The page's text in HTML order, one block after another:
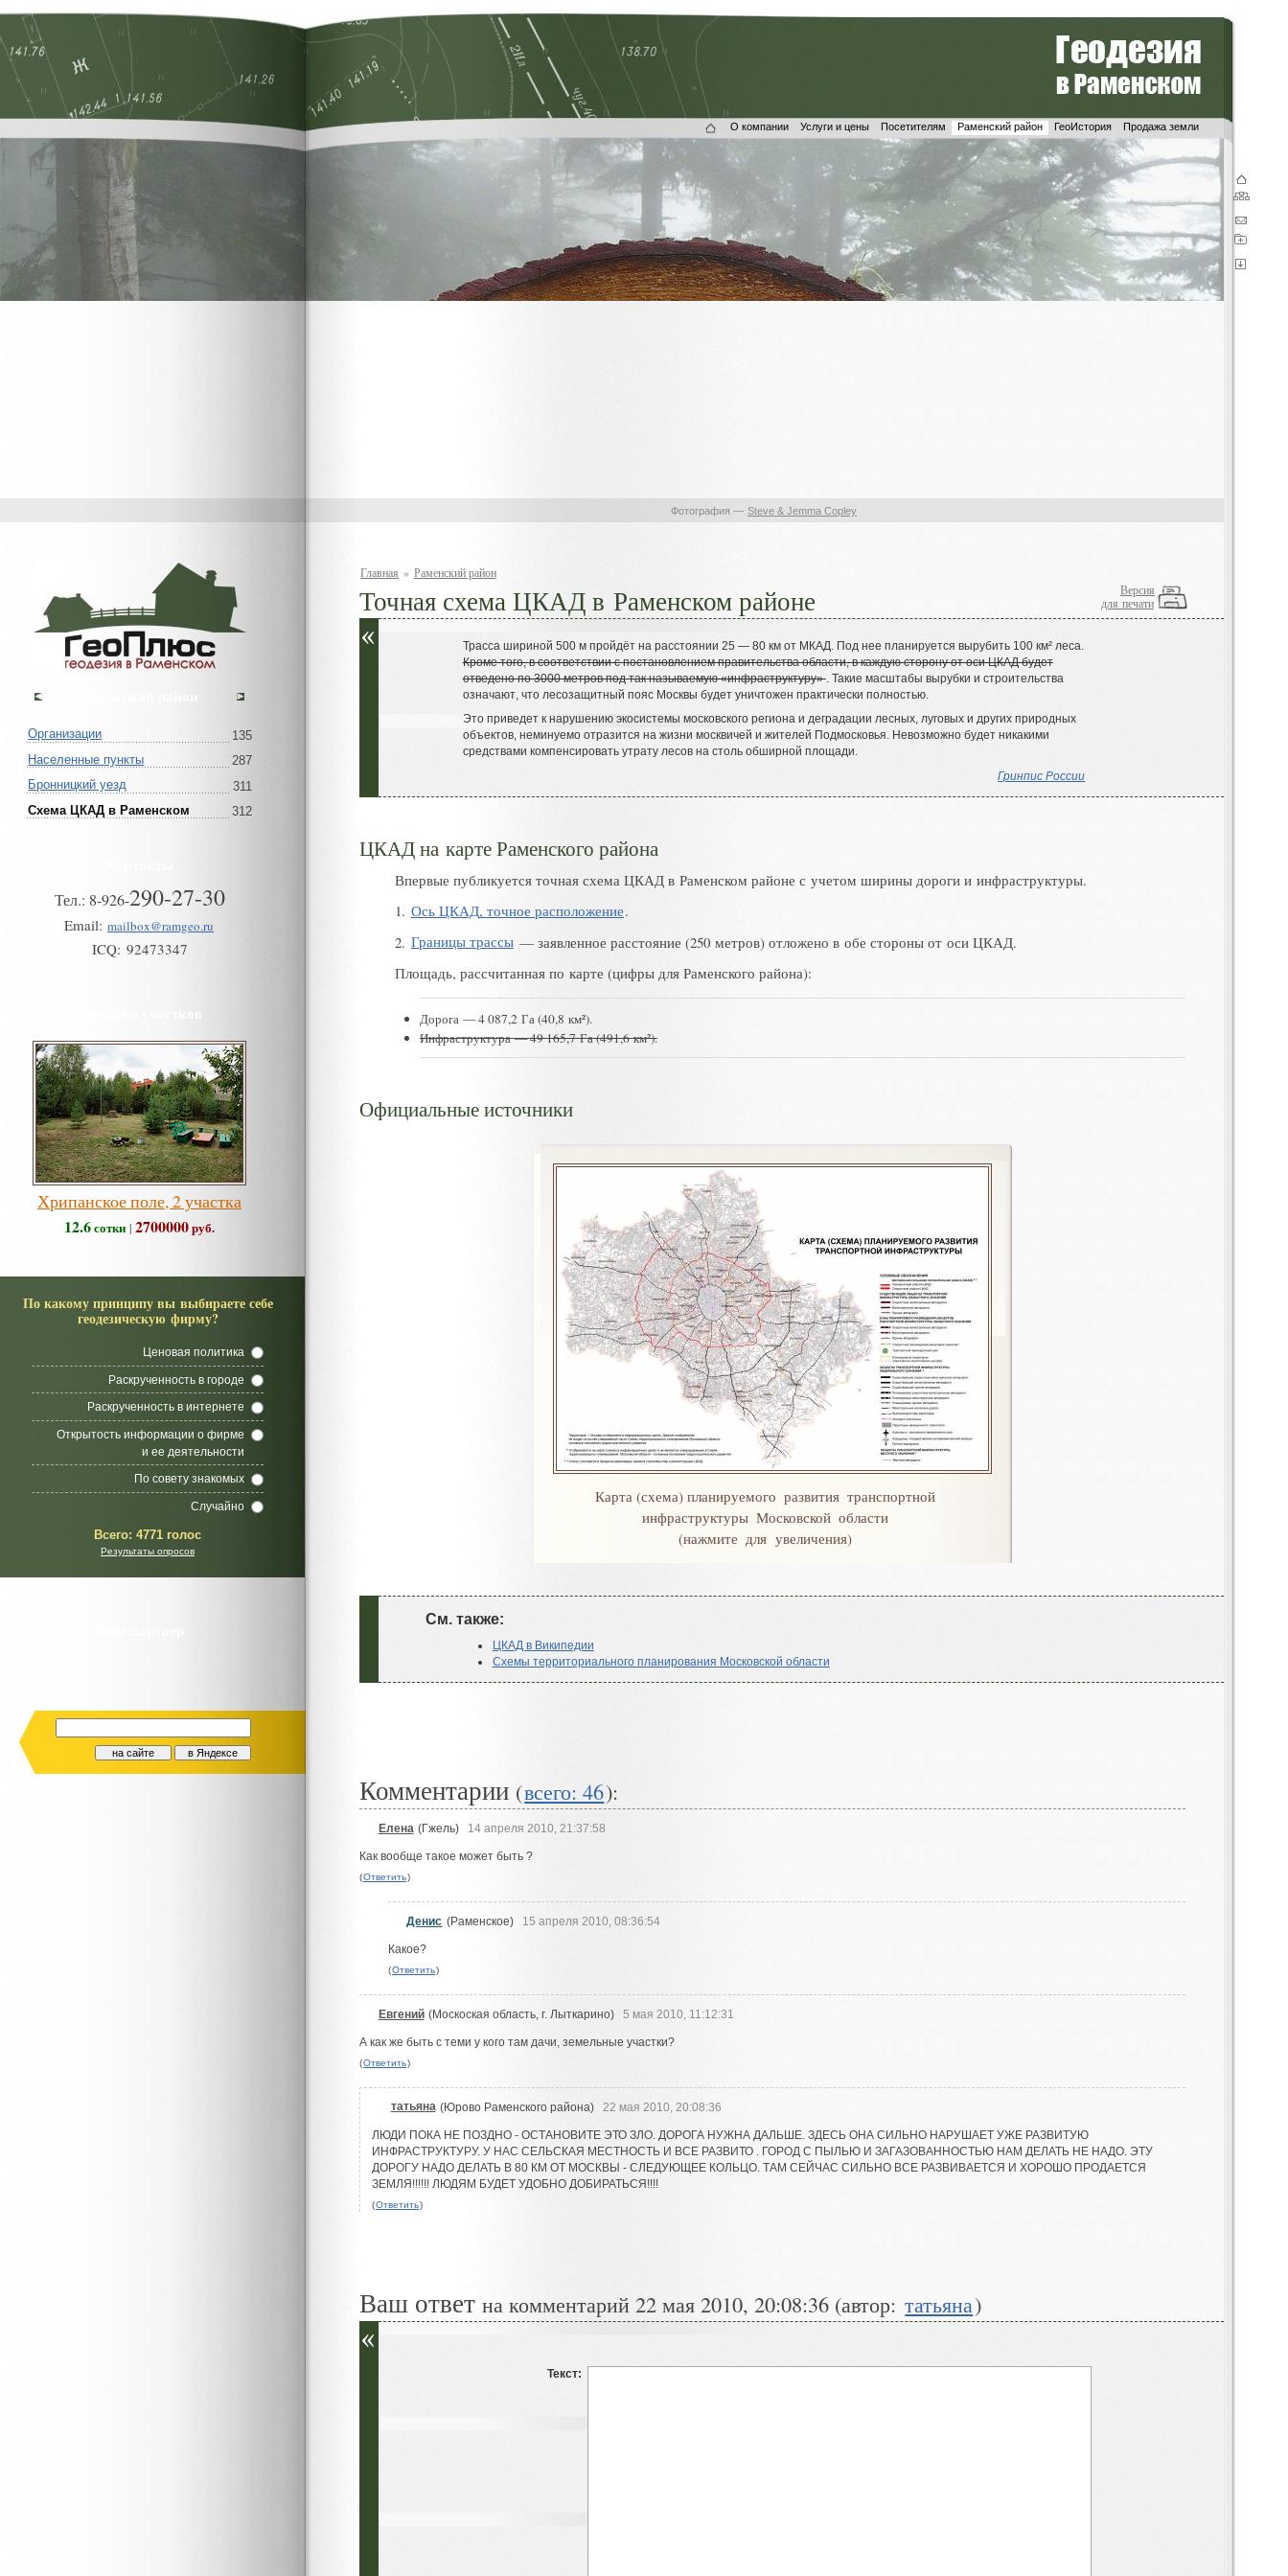
О компании Услуги и цены Посетителям Раменский район ГеоИстория Продажа земли
Фотография — Steve & Jemma Copley
Организации
135
Населенные пункты
287
Бронницкий уезд
311
Схема ЦКАД в Раменском
312
Тел.: 8-926-290-27-30
Email: mailbox@ramgeo.ru
ICQ: 92473347
Хрипанское поле, 2 участка
12.6сотки | 2700000руб.
По какому принципу вы выбираете себе
геодезическую фирму?
Ценовая политика
Раскрученность в городе
Раскрученность в интернете
Открытость информации о фирме
и ее деятельности
По совету знакомых
Случайно
Всего: 4771 голос
Результаты опросов
Главная » Раменский район
Точная схема ЦКАД в Раменском районе
Версия
для печати
Трасса шириной 500 м пройдёт на расстоянии 25 — 80 км от МКАД. Под нее планируется вырубить 100 км² леса.
Кроме того, в соответствии с постановлением правительства области, в каждую сторону от оси ЦКАД будет
отведено по 3000 метров под так называемую «инфраструктуру» . Такие масштабы вырубки и строительства
означают, что лесозащитный пояс Москвы будет уничтожен практически полностью.
Это приведет к нарушению экосистемы московского региона и деградации лесных, луговых и других природных
объектов, неминуемо отразится на жизни москвичей и жителей Подмосковья. Невозможно будет никакими
средствами компенсировать утрату лесов на столь обширной площади.
Гринпис России
ЦКАД на карте Раменского района
Впервые публикуется точная схема ЦКАД в Раменском районе с учетом ширины дороги и инфраструктуры.
1. Ось ЦКАД, точное расположение.
2. Границы трассы — заявленное расстояние (250 метров) отложено в обе стороны от оси ЦКАД.
Площадь, рассчитанная по карте (цифры для Раменского района):
Дорога —4 087,2 Га(40,8 км²).
Инфраструктура—49 165,7 Га(491,6 км²).
Официальные источники
Карта (схема) планируемого развития транспортной
инфраструктуры Московской области
(нажмите для увеличения)
См. также:
ЦКАД в Википедии
Схемы территориального планирования Московской области
Комментарии (всего: 46):
#Елена (Гжель) 14 апреля 2010, 21:37:58
Как вообще такое может быть ?
(Ответить)
#Денис (Раменское) 15 апреля 2010, 08:36:54
Какое?
(Ответить)
#Евгений (Москоская область, г. Лыткарино) 5 мая 2010, 11:12:31
А как же быть с теми у кого там дачи, земельные участки?
(Ответить)
#татьяна (Юрово Раменского района) 22 мая 2010, 20:08:36
ЛЮДИ ПОКА НЕ ПОЗДНО - ОСТАНОВИТЕ ЭТО ЗЛО. ДОРОГА НУЖНА ДАЛЬШЕ. ЗДЕСЬ ОНА СИЛЬНО НАРУШАЕТ УЖЕ РАЗВИТУЮ
ИНФРАСТРУКТУРУ. У НАС СЕЛЬСКАЯ МЕСТНОСТЬ И ВСЕ РАЗВИТО . ГОРОД С ПЫЛЬЮ И ЗАГАЗОВАННОСТЬЮ НАМ ДЕЛАТЬ НЕ НАДО. ЭТУ
ДОРОГУ НАДО ДЕЛАТЬ В 80 КМ ОТ МОСКВЫ - СЛЕДУЮЩЕЕ КОЛЬЦО. ТАМ СЕЙЧАС СИЛЬНО ВСЕ РАЗВИВАЕТСЯ И ХОРОШО ПРОДАЕТСЯ
ЗЕМЛЯ!!!!!! ЛЮДЯМ БУДЕТ УДОБНО ДОБИРАТЬСЯ!!!!
(Ответить)
Ваш ответ на комментарий 22 мая 2010, 20:08:36 (автор: татьяна)
Текст: